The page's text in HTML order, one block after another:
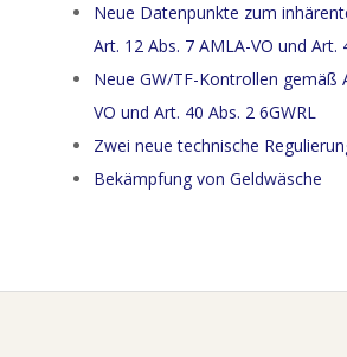
Neue Datenpunkte zum
Art. 12 Abs. 7 AMLA-VO und Art.
Neue GW/TF-Kontrollen gemäß
VO und Art. 40 Abs. 2 6GWRL
Zwei neue technische
Bekämpfung von Geldwäsche